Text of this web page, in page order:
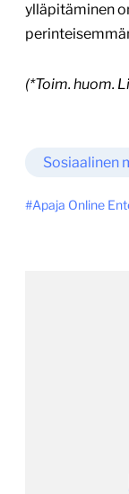
ylläpitäminen
(*Toim. huom.
Sosiaalinen
Apaja Online